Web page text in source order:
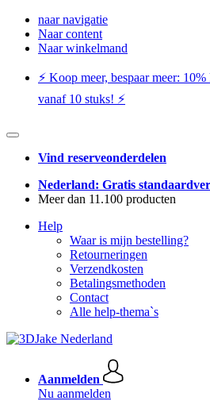
naar navigatie
Naar content
Naar winkelmand
⚡️ Koop meer, bespaar meer:
vanaf 10 stuks! ⚡️
Vind reserveonderdelen
Nederland: Gratis
Meer dan 11.100 producten
Help
Waar is mijn bestelling?
Retourneringen
Verzendkosten
Betalingsmethoden
Contact
Alle help-thema`s
Aanmelden
Nu aanmelden